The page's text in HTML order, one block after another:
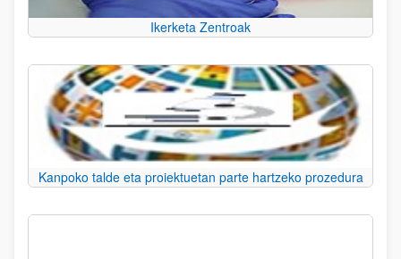
Ikerketa Zentroak
Kanpoko talde eta proiektuetan parte hartzeko prozedura